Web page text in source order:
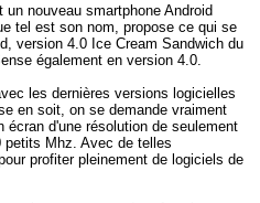
nouveau smartphone Android
tel est son nom, propose ce qui se
version 4.0 Ice Cream Sandwich du
également en version 4.0.
les dernières versions logicielles
en soit, on se demande vraiment
écran d'une résolution de seulement
Mhz. Avec de telles
profiter pleinement de logiciels de